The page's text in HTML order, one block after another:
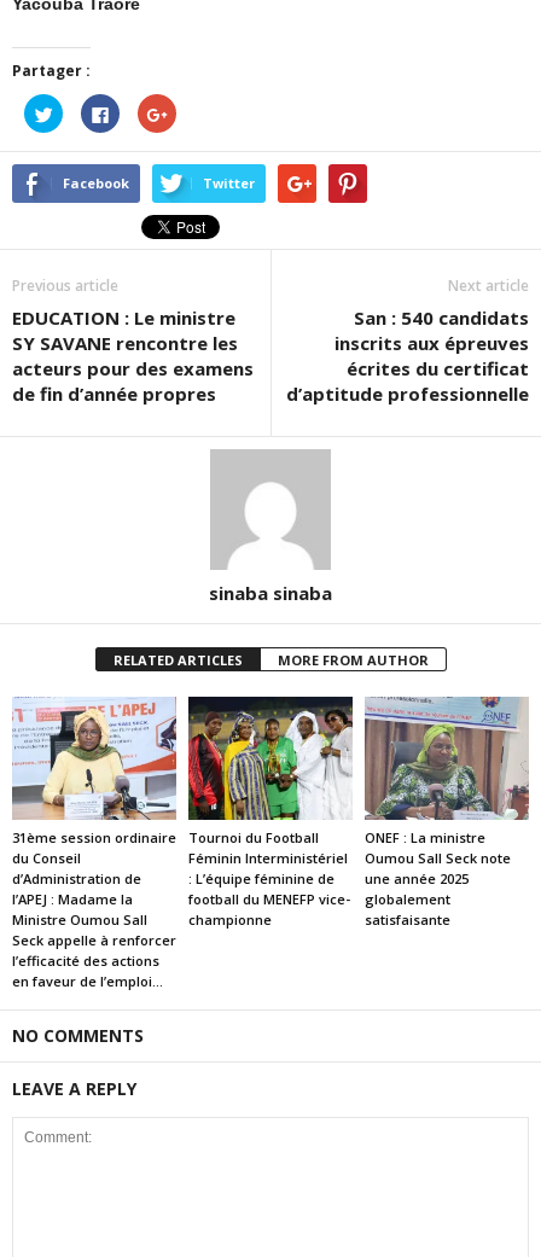
Partager :
Cliquez
pour
partager
sur
Twitter(ouvre
dans
Cliquez
pour
partager
sur
Facebook(ouvre
dans
nouvelle
fenêtre)
Cliquez
pour
sur
Google+
(ouvre
dans
une
nouvelle
fenêtre)
Facebook Twitter
Previous article
EDUCATION : Le ministre
SY SAVANE rencontre les
acteurs pour des examens
de fin d’année propres
Next article
San : 540 candidats
inscrits aux épreuves
écrites du certificat
d’aptitude professionnelle
sinaba sinaba
RELATED ARTICLES MORE FROM AUTHOR
31ème session ordinaire
du Conseil
d’Administration de
l’APEJ : Madame la
Ministre Oumou Sall
Seck appelle à renforcer
l’efficacité des actions
en faveur de l’emploi...
Tournoi du Football
Féminin Interministériel
: L’équipe féminine de
football du MENEFP vice-
championne
ONEF : La ministre
Oumou Sall Seck note
une année 2025
globalement
satisfaisante
NO COMMENTS
LEAVE A REPLY